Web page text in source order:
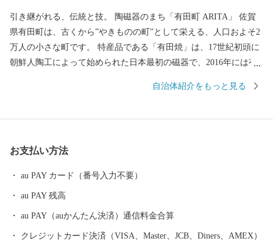
引き継がれる、伝統と技。 陶磁器のまち「有田町 ARITA」 佐賀
県有田町は、古くから”やきものの町”として栄える、人口およそ2
万人の小さな町です。 特産品である「有田焼」は、17世紀初頭に
朝鮮人陶工によって始められた日本最初の磁器で、2016年には有
「有田陶器市」は、100年以上の歴史があり7日間の期間中に国内
ら昭和にかけて建築された窯元、商家、洋館などが立ち並んでい
方で、有田町内には日本の自然百選「黒髪山」や日本の名水百選
「竜門の清水」など、六つの自然百選に選定される場所があり、
今なお日本の原風景を感じることができます。また、町の西側一
自治体紹介をもっと見る
お支払い方法
au PAY カード（番号入力不要）
au PAY 残高
au PAY（auかんたん決済）通信料金合算
クレジットカード決済（VISA、Master、JCB、Diners、AMEX）